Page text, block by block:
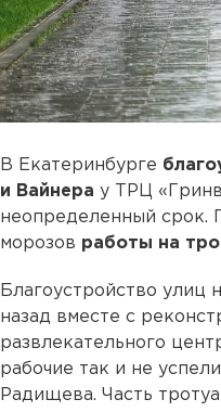
В Екатеринбурге
и Вайнера у ТРЦ
неопределенный срок.
морозов работы на
Благоустройство улиц
назад вместе с
развлекательного
рабочие так и не
Радищева. Часть